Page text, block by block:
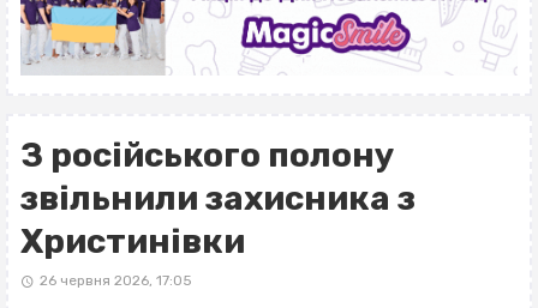
З російського полону
звільнили захисника з
Христинівки
26 червня 2026, 17:05